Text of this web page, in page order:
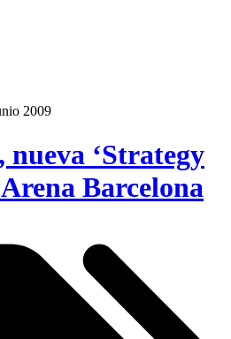
2009
nueva ‘Strategy
Barcelona